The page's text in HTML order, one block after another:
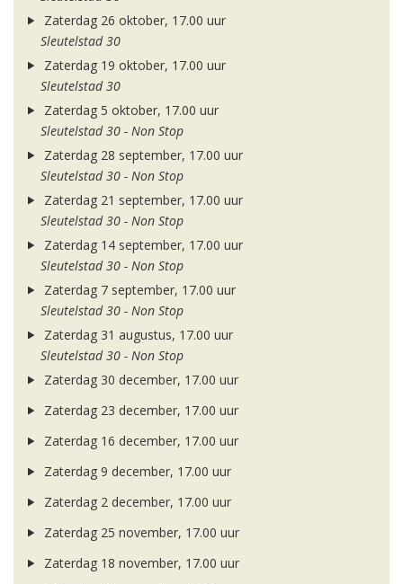
Zaterdag 26 oktober, 17.00 uur
Sleutelstad 30
Zaterdag 19 oktober, 17.00 uur
Sleutelstad 30
Zaterdag 5 oktober, 17.00 uur
Sleutelstad 30 - Non Stop
Zaterdag 28 september, 17.00 uur
Sleutelstad 30 - Non Stop
Zaterdag 21 september, 17.00 uur
Sleutelstad 30 - Non Stop
Zaterdag 14 september, 17.00 uur
Sleutelstad 30 - Non Stop
Zaterdag 7 september, 17.00 uur
Sleutelstad 30 - Non Stop
Zaterdag 31 augustus, 17.00 uur
Sleutelstad 30 - Non Stop
Zaterdag 30 december, 17.00 uur
Zaterdag 23 december, 17.00 uur
Zaterdag 16 december, 17.00 uur
Zaterdag 9 december, 17.00 uur
Zaterdag 2 december, 17.00 uur
Zaterdag 25 november, 17.00 uur
Zaterdag 18 november, 17.00 uur